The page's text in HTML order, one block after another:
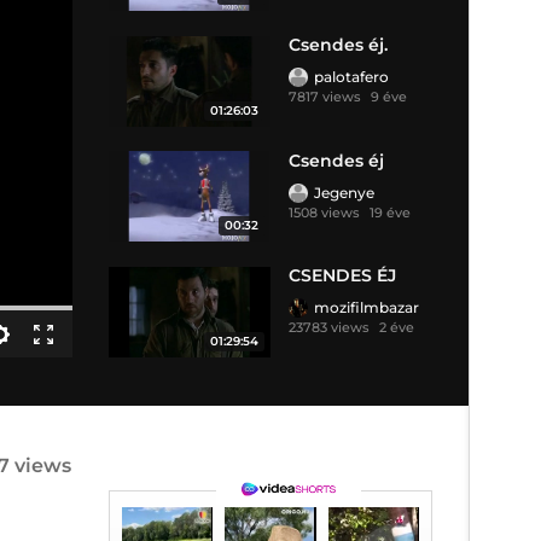
01:26:03
Csendes éj.
palotafero
7817 views 9 éve
00:32
Csendes éj
Jegenye
1508 views 19 éve
01:29:54
CSENDES ÉJ
mozifilmbazar
23783 views 2 éve
views